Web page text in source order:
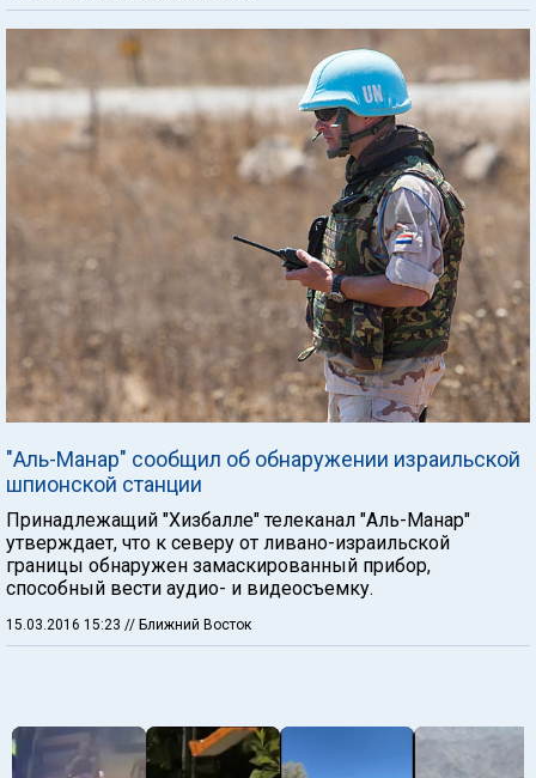
"Аль-Манар" сообщил об обнаружении израильской
шпионской станции
Принадлежащий "Хизбалле" телеканал "Аль-Манар"
утверждает, что к северу от ливано-израильской
границы обнаружен замаскированный прибор,
способный вести аудио- и видеосъемку.
15.03.2016 15:23 // Ближний Восток